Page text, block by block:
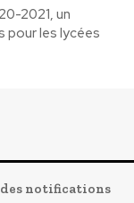
2021, un
pour les lycées
des notifications